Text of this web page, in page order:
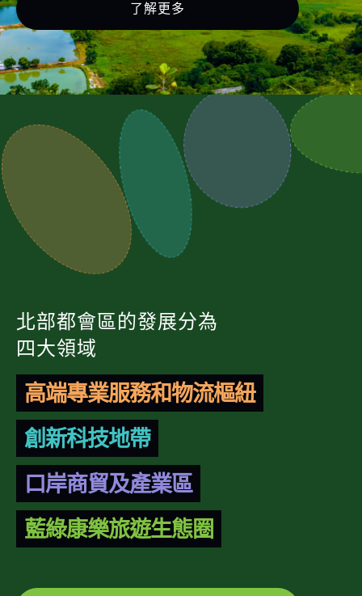
了解更多
北部都會區的發展分為
四大領域
高端專業服務和物流樞紐
創新科技地帶
口岸商貿及產業區
藍綠康樂旅遊生態圈